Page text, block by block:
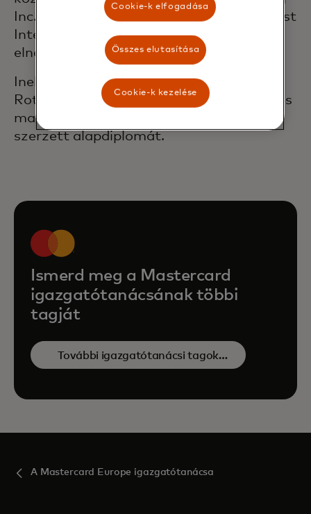
Inc. igazgatótanácsának tagja és az Invest
International BV felügyelőbizottságának
elnöke.
Ineke MBA-diplomát szerzett az RSM,
Rotterdam School of Managementben, és
matematikából a Leideni Egyetemen
szerzett alapdiplomát.
Ismerd meg a Mastercard
igazgatótanácsának többi
tagját
További igazgatótanácsi tagok
A Mastercard Europe igazgatótanácsa
Cookie-k elfogadása
Összes elutasítása
Cookie-k kezelése